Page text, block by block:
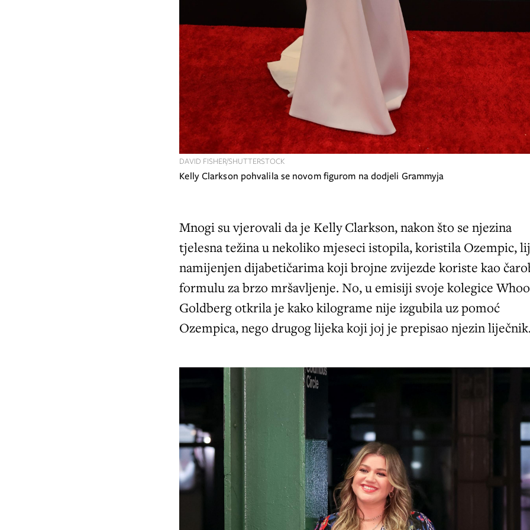
Kelly Clarkson pohvalila se novom figurom na dodjeli Grammyja
DAVID FISHER/SHUTTERSTOCK
Mnogi su vjerovali da je Kelly Clarkson, nakon što se njezina
tjelesna težina u nekoliko mjeseci istopila, koristila Ozempic,
namijenjen dijabetičarima koji brojne zvijezde koriste kao
formulu za brzo mršavljenje. No, u emisiji svoje kolegice
Goldberg otkrila je kako kilograme nije izgubila uz pomoć
Ozempica, nego drugog lijeka koji joj je prepisao njezin